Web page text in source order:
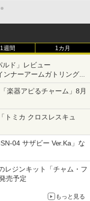
●
1週間 1カ月
ド」レビュー
ンナーアームガトリングの
でキット化！
楽器アピるチャーム」8月
トミカ クロスレスキュ
04 サザビー Ver.Ka」な
レジンキット「チャム・フ
売予定
もっと見る